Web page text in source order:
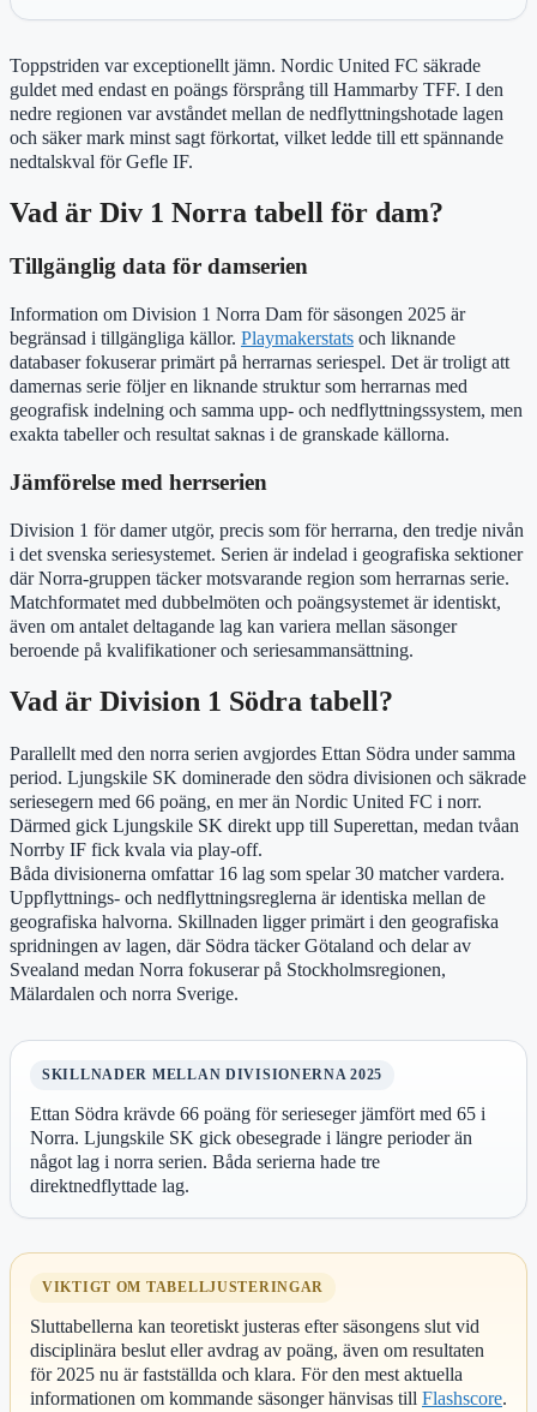
Toppstriden var exceptionellt jämn. Nordic United FC säkrade
guldet med endast en poängs försprång till Hammarby TFF. I den
nedre regionen var avståndet mellan de nedflyttningshotade lagen
och säker mark minst sagt förkortat, vilket ledde till ett spännande
nedtalskval för Gefle IF.
Vad är Div 1 Norra tabell för dam?
Tillgänglig data för damserien
Information om Division 1 Norra Dam för säsongen 2025 är
begränsad i tillgängliga källor. Playmakerstats och liknande
databaser fokuserar primärt på herrarnas seriespel. Det är troligt att
damernas serie följer en liknande struktur som herrarnas med
geografisk indelning och samma upp- och nedflyttningssystem, men
exakta tabeller och resultat saknas i de granskade källorna.
Jämförelse med herrserien
Division 1 för damer utgör, precis som för herrarna, den tredje nivån
i det svenska seriesystemet. Serien är indelad i geografiska sektioner
där Norra-gruppen täcker motsvarande region som herrarnas serie.
Matchformatet med dubbelmöten och poängsystemet är identiskt,
även om antalet deltagande lag kan variera mellan säsonger
beroende på kvalifikationer och seriesammansättning.
Vad är Division 1 Södra tabell?
Parallellt med den norra serien avgjordes Ettan Södra under samma
period. Ljungskile SK dominerade den södra divisionen och säkrade
seriesegern med 66 poäng, en mer än Nordic United FC i norr.
Därmed gick Ljungskile SK direkt upp till Superettan, medan tvåan
Norrby IF fick kvala via play-off.
Båda divisionerna omfattar 16 lag som spelar 30 matcher vardera.
Uppflyttnings- och nedflyttningsreglerna är identiska mellan de
geografiska halvorna. Skillnaden ligger primärt i den geografiska
spridningen av lagen, där Södra täcker Götaland och delar av
Svealand medan Norra fokuserar på Stockholmsregionen,
Mälardalen och norra Sverige.
SKILLNADER MELLAN DIVISIONERNA 2025
Ettan Södra krävde 66 poäng för serieseger jämfört med 65 i
Norra. Ljungskile SK gick obesegrade i längre perioder än
något lag i norra serien. Båda serierna hade tre
direktnedflyttade lag.
VIKTIGT OM TABELLJUSTERINGAR
Sluttabellerna kan teoretiskt justeras efter säsongens slut vid
disciplinära beslut eller avdrag av poäng, även om resultaten
för 2025 nu är fastställda och klara. För den mest aktuella
informationen om kommande säsonger hänvisas till Flashscore.